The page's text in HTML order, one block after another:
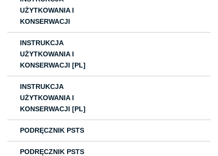
UŻYTKOWANIA I
KONSERWACJI
INSTRUKCJA
UŻYTKOWANIA I
KONSERWACJI [PL]
INSTRUKCJA
UŻYTKOWANIA I
KONSERWACJI [PL]
PODRĘCZNIK PSTS
PODRĘCZNIK PSTS